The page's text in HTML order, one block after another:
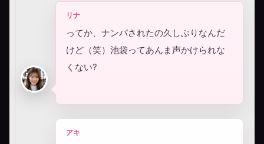
リナ
ってか、ナンパされたの久しぶりなんだ
けど（笑）池袋ってあんま声かけられな
くない?
アキ